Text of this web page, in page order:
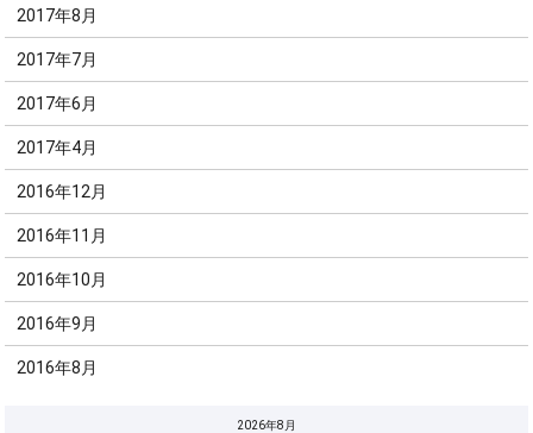
2017年8月
2017年7月
2017年6月
2017年4月
2016年12月
2016年11月
2016年10月
2016年9月
2016年8月
2026年8月